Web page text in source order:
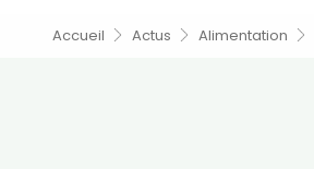
Accueil Actus Alimentation